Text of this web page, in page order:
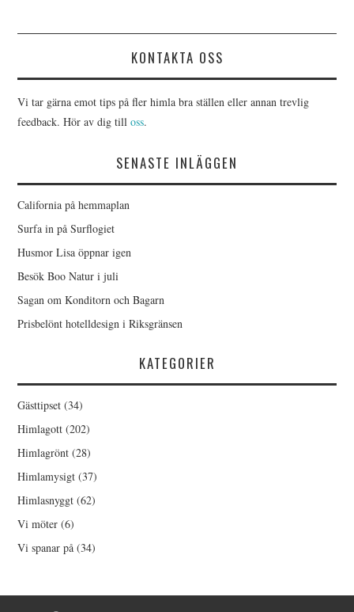
KONTAKTA OSS
Vi tar gärna emot tips på fler himla bra ställen eller annan trevlig
feedback. Hör av dig tilloss.
SENASTE INLÄGGEN
California på hemmaplan
Surfa in på Surflogiet
Husmor Lisa öppnar igen
Besök Boo Natur i juli
Sagan om Konditorn och Bagarn
Prisbelönt hotelldesign i Riksgränsen
KATEGORIER
Gästtipset (34)
Himlagott (202)
Himlagrönt (28)
Himlamysigt (37)
Himlasnyggt (62)
Vi möter (6)
Vi spanar på (34)